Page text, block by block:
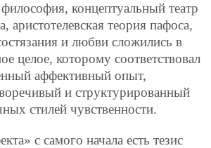
концептуальный театр
аристотелевская теория пафоса,
и любви сложились в
целое, которому соответствовал
аффективный опыт,
и структурированный
стилей чувственности.
с самого начала есть тезис